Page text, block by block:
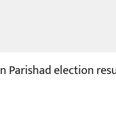
Parishad election